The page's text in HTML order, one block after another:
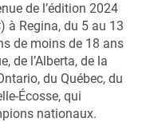
de l’édition 2024
à Regina, du 5 au 13
de moins de 18 ans
de l’Alberta, de la
du Québec, du
Écosse, qui
nationaux.